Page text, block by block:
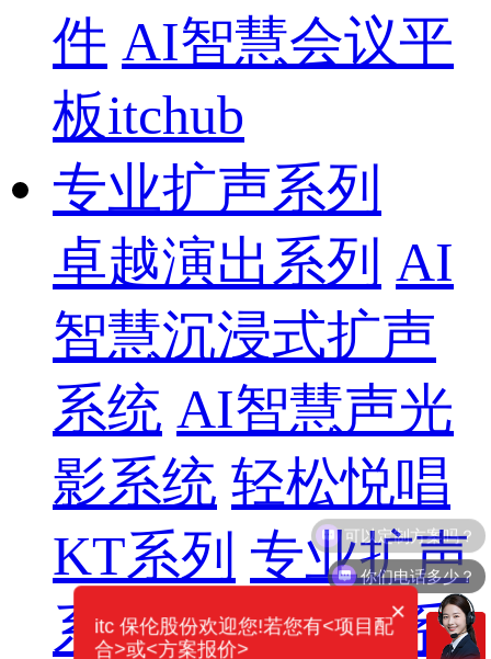
件 AI智慧会议平
板itchub
专业扩声系列
卓越演出系列 AI
智慧沉浸式扩声
系统 AI智慧声光
影系统 轻松悦唱
KT系列 专业扩声
系列 专业音箱系
你们电话多少？
×
itc 保伦股份欢迎您!若您有<项目配
合>或<方案报价>